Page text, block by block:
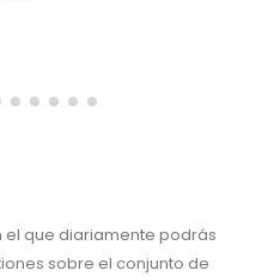
el que diariamente podrás
sobre el conjunto de